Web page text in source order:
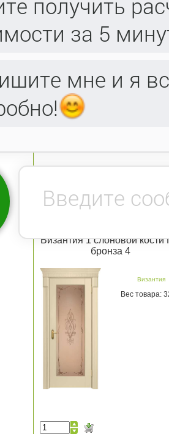
Византия 1 слоновой
Византия
Византия 1 слоновой
бронза 4
Византия
Вес товара: